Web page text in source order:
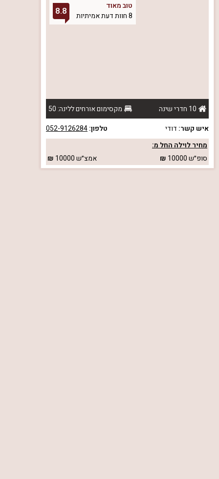
טוב מאוד
8 חוות דעת אמיתיות
8.8
10 חדרי שינה
מקסימום אורחים ללינה: 50
איש קשר: דודי טלפון:052-9126284
מחיר לוילה החל מ:
סופ״ש10000 אמצ״ש10000